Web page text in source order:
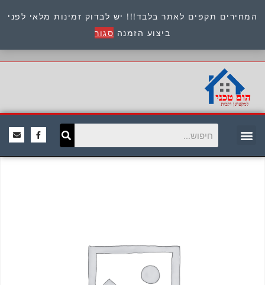
המחירים תקפים לאתר בלבד!!! יש לבדוק זמינות מלאי לפני
ביצוע הזמנה סגור
כתובת : היוזמים 9 אור יהודה שירות לקוחות 054-
8945722